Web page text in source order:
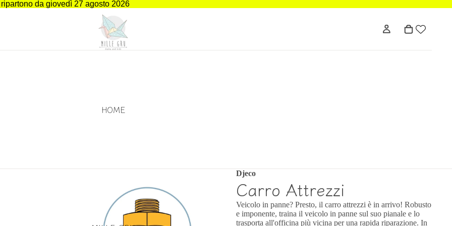
da giovedì 27 agosto 2026
HOME
Djeco
Carro Attrezzi
Veicolo in panne? Presto, il carro attrezzi è in arrivo! Robusto
e imponente, traina il veicolo in panne sul suo pianale e lo
trasporta all'officina più vicina per una rapida riparazione. In